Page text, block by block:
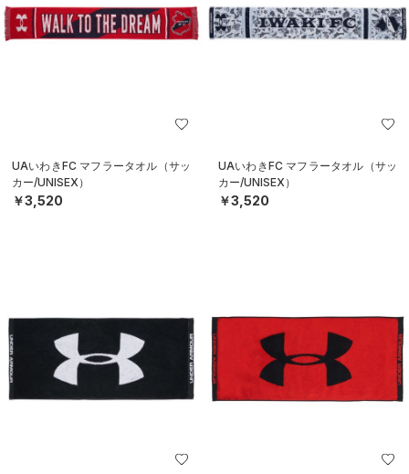
UAいわきFC マフラータオル（サッ
カー/UNISEX）
￥3,520
UAいわきFC マフラータオル（サッ
カー/UNISEX）
￥3,520